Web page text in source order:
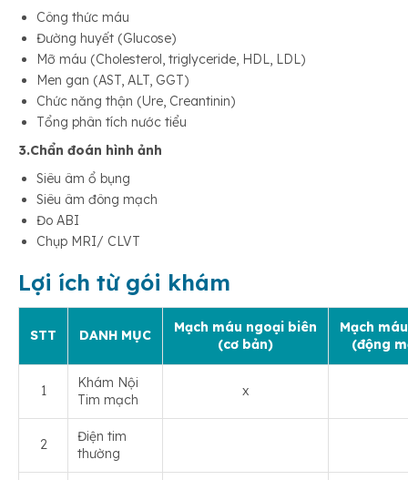
Công thức máu
Đường huyết (Glucose)
Mỡ máu (Cholesterol, triglyceride, HDL, LDL)
Men gan (AST, ALT, GGT)
Chức năng thận (Ure, Creantinin)
Tổng phân tích nước tiểu
3.Chẩn đoán hình ảnh
Siêu âm ổ bụng
Siêu âm đông mạch
Đo ABI
Chụp MRI/ CLVT
Lợi ích từ gói khám
STT DANH MỤC
Mạch máu ngoại biên
(cơ bản)
Mạch
(động
1
Khám Nội
Tim mạch
x
2
Điện tim
thường